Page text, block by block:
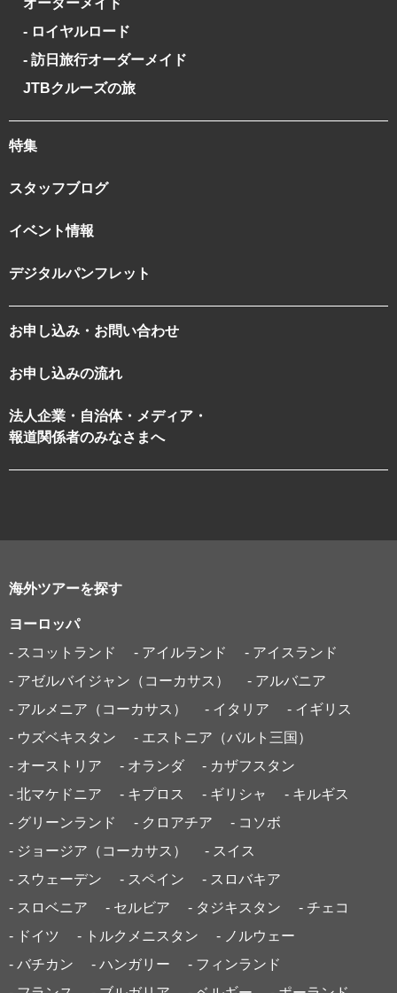
- ロイヤルロード
- 訪日旅行オーダーメイド
JTBクルーズの旅
特集
スタッフブログ
イベント情報
デジタルパンフレット
お申し込み・お問い合わせ
お申し込みの流れ
法人企業・自治体・メディア・
報道関係者のみなさまへ
海外ツアーを探す
ヨーロッパ
- スコットランド
- アイルランド
- アイスランド
- アゼルバイジャン（コーカサス）
- アルバニア
- アルメニア（コーカサス）
- イタリア
- イギリス
- ウズベキスタン
- エストニア（バルト三国）
- オーストリア
- オランダ
- カザフスタン
- 北マケドニア
- キプロス - ギリシャ
- キルギス
- グリーンランド
- クロアチア
- コソボ
- ジョージア（コーカサス）
- スイス
- スウェーデン
- スペイン
- スロバキア
- スロベニア
- セルビア - タジキスタン
- チェコ
- ドイツ
- トルクメニスタン
- ノルウェー
- バチカン
- ハンガリー
- フィンランド